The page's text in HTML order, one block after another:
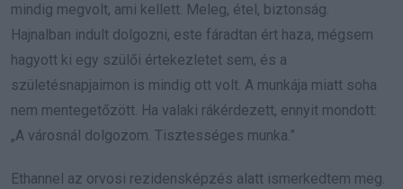
mindig megvolt, ami kellett. Meleg, étel, biztonság.
Hajnalban indult dolgozni, este fáradtan ért haza, mégsem
hagyott ki egy szülői értekezletet sem, és a
születésnapjaimon is mindig ott volt. A munkája miatt soha
nem mentegetőzött. Ha valaki rákérdezett, ennyit mondott:
„A városnál dolgozom. Tisztességes munka.”
Ethannel az orvosi rezidensképzés alatt ismerkedtem meg.